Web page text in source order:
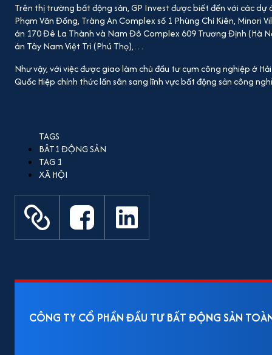
Trên thị trường bất động sản, GP Invest được biết đến với các
Phạm Văn Đồng, Tràng An Complex số 1 Phùng Chí Kiên, Minori
án 170 Đê La Thành và Nam Đô Complex 609 Trương Định (Hà
án Tây Nam Việt Trì (Phú Thọ),…
Như vậy, với việc được giao làm chủ đầu tư cụm công nghiệp ở
Quốc Hiệp chính thức lấn sân sang lĩnh vực bất động sản công
BÂT1 ĐỘNG SẢN
TAG 1
XÃ HỘI
CÔNG TY CỔ PHẦN ĐẦU TƯ BẤT ĐỘNG SẢN